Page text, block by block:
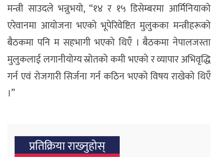
मन्त्री साउदले भन्नुभयो, “१४ र १५ डिसेम्बरमा आर्मिनियाको
एरेवानमा आयोजना भएको भूपेरिवेष्टित मुलुकका मन्त्रीहरूको
बैठकमा पनि म सहभागी भएको थिएँ । बैठकमा नेपालजस्ता
मुलुकलाई लगानीयोग्य स्रोतको कमी भएको र व्यापार अभिवृद्धि
गर्न एवं रोजगारी सिर्जना गर्न कठिन भएको विषय राखेको थिएँ
।”
प्रतिक्रिया राख्‍नुहोस्